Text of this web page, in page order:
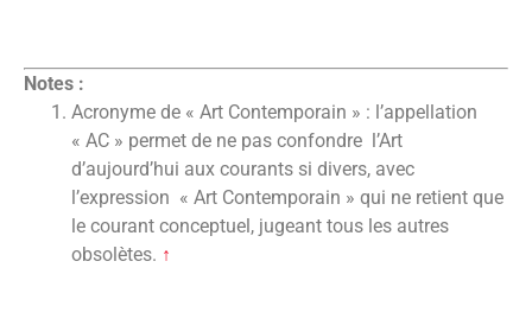
Notes :
Acronyme de « Art Contemporain » : l’appellation
« AC » permet de ne pas confondre l’Art
d’aujourd’hui aux courants si divers, avec
l’expression « Art Contemporain » qui ne retient que
le courant conceptuel, jugeant tous les autres
obsolètes. ↑